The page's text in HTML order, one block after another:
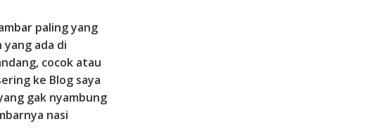
paling yang
yang ada di
cocok atau
ke Blog saya
gak nyambung
nasi